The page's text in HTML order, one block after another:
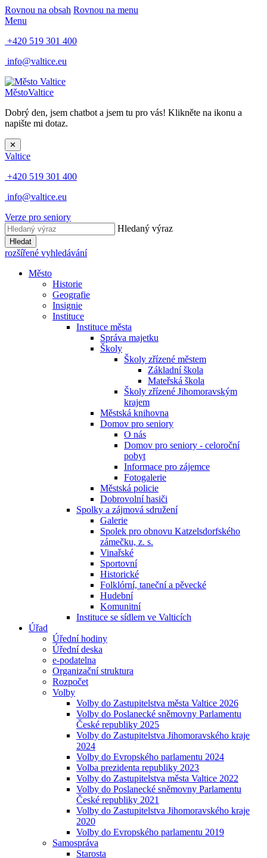
Rovnou na obsah Rovnou na menu
Menu
+420 519 301 400
info@valtice.eu
MěstoValtice
Dobrý den, jsem chatbot a jsem tu pro vás! Klikněte na ikonu a
napište mi dotaz.
✕
Valtice
+420 519 301 400
info@valtice.eu
Verze pro seniory
Hledaný výraz
Hledat
rozšířené vyhledávání
Město
Historie
Geografie
Insignie
Instituce
Instituce města
Správa majetku
Školy
Školy zřízené městem
Základní škola
Mateřská škola
Školy zřízené Jihomoravským
krajem
Městská knihovna
Domov pro seniory
O nás
Domov pro seniory - celoroční
pobyt
Informace pro zájemce
Fotogalerie
Městská policie
Dobrovolní hasiči
Spolky a zájmová sdružení
Galerie
Spolek pro obnovu Katzelsdorfského
zámečku, z. s.
Vinařské
Sportovní
Historické
Folklórní, taneční a pěvecké
Hudební
Komunitní
Instituce se sídlem ve Valticích
Úřad
Úřední hodiny
Úřední deska
e-podatelna
Organizační struktura
Rozpočet
Volby
Volby do Zastupitelstva města Valtice 2026
Volby do Poslanecké sněmovny Parlamentu
České republiky 2025
Volby do Zastupitelstva Jihomoravského kraje
2024
Volby do Evropského parlamentu 2024
Volba prezidenta republiky 2023
Volby do Zastupitelstva města Valtice 2022
Volby do Poslanecké sněmovny Parlamentu
České republiky 2021
Volby do Zastupitelstva Jihomoravského kraje
2020
Volby do Evropského parlamentu 2019
Samospráva
Starosta